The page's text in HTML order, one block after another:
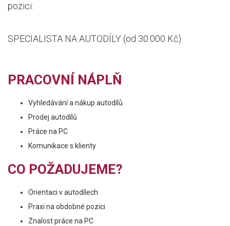
pozici:
SPECIALISTA NA AUTODÍLY (od 30.000 Kč)
PRACOVNÍ NÁPLŇ
Vyhledávání a nákup autodílů
Prodej autodílů
Práce na PC
Komunikace s klienty
CO POŽADUJEME?
Orientaci v autodílech
Praxi na obdobné pozici
Znalost práce na PC